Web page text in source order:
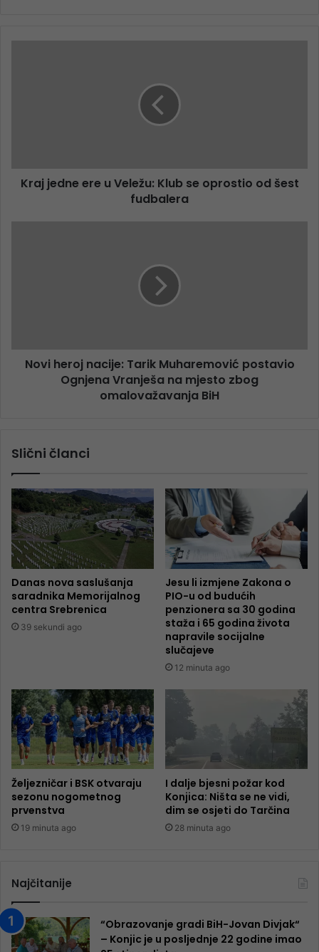
Kraj jedne ere u Veležu: Klub se oprostio od šest
fudbalera
Novi heroj nacije: Tarik Muharemović postavio
Ognjena Vranješa na mjesto zbog
omalovažavanja BiH
Slični članci
Danas nova saslušanja
saradnika Memorijalnog
centra Srebrenica
39 sekundi ago
Jesu li izmjene Zakona o
PIO-u od budućih
penzionera sa 30 godina
staža i 65 godina života
napravile socijalne
slučajeve
12 minuta ago
Željezničar i BSK otvaraju
sezonu nogometnog
prvenstva
19 minuta ago
I dalje bjesni požar kod
Konjica: Ništa se ne vidi,
dim se osjeti do Tarčina
28 minuta ago
Najčitanije
“Obrazovanje gradi BiH-Jovan Divjak“
– Konjic je u posljednje 22 godine imao